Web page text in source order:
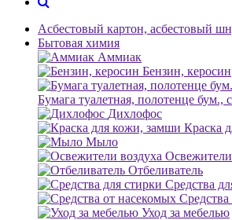
Асбестовый картон, асбестовый
Бытовая химия
Аммиак
Бензин, керосин
Бумага туалетная, полотенце бум.,
Дихлофос
Краска
Мыло
Освежители
Отбеливатель
Средства
Уход за мебелью